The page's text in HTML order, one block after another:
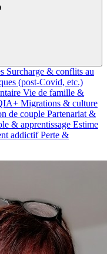
Surcharge & conflits au
(post-Covid, etc.)
Vie de famille &
Migrations & culture
de couple Partenariat &
& apprentissage Estime
addictifPerte &